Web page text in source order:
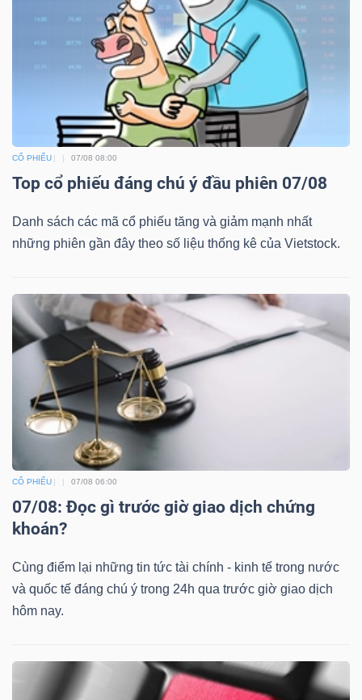
CỔ PHIẾU 07/08 08:00
Top cổ phiếu đáng chú ý đầu phiên 07/08
Danh sách các mã cổ phiếu tăng và giảm mạnh nhất
những phiên gần đây theo số liệu thống kê của Vietstock.
CỔ PHIẾU 07/08 06:00
07/08: Đọc gì trước giờ giao dịch chứng
khoán?
Cùng điểm lại những tin tức tài chính - kinh tế trong nước
và quốc tế đáng chú ý trong 24h qua trước giờ giao dịch
hôm nay.